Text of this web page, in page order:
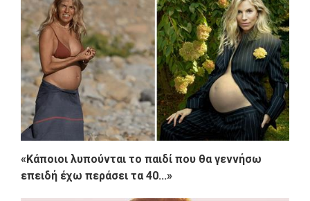
«Κάποιοι λυπούνται το παιδί που θα γεννήσω
επειδή έχω περάσει τα 40...»